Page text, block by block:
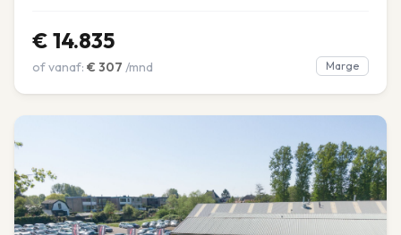
€ 14.835
of vanaf: € 307 /mnd Marge